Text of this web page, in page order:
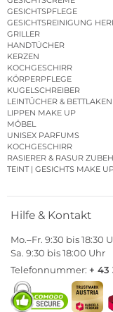
GESICHTSPFLEGE
GESICHTSREINIGUNG
GRILLER
HANDTÜCHER
KERZEN
KOCHGESCHIRR
KÖRPERPFLEGE
KUGELSCHREIBER
LEINTÜCHER & BETTLAKEN
LIPPEN MAKE UP
MÖBEL
UNISEX PARFUMS
KOCHGESCHIRR
RASIERER & RASUR
TEINT | GESICHTS MAKE
Hilfe & Kontakt
Mo.–Fr. 9:30 bis 18:30
Sa. 9:30 bis 18:00 Uhr
Telefonnummer: + 43